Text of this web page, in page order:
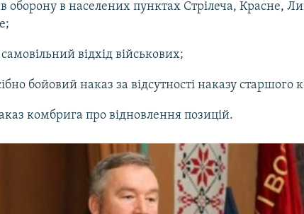
оборону в населених пунктах Стрілеча, Красне,
відхід військових;
бойовий наказ за відсутності наказу старшого
комбрига про відновлення позицій.